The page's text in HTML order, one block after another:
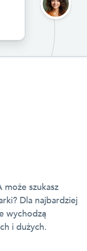
może szukasz
Dla najbardziej
wychodzą
i dużych.